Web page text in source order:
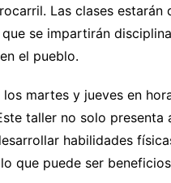
Las clases estarán
se impartirán
el pueblo.
martes y jueves en
taller no solo presenta
habilidades
que puede ser